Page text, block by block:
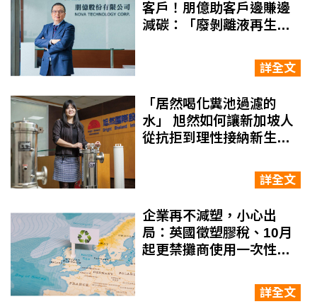
客戶！朋億助客戶邊賺邊
減碳：「廢剝離液再生系
詳全文
「居然喝化糞池過濾的
水」 旭然如何讓新加坡人
從抗拒到理性接納新生
詳全文
企業再不減塑，小心出
局：英國徵塑膠稅、10月
起更禁攤商使用一次性塑
詳全文